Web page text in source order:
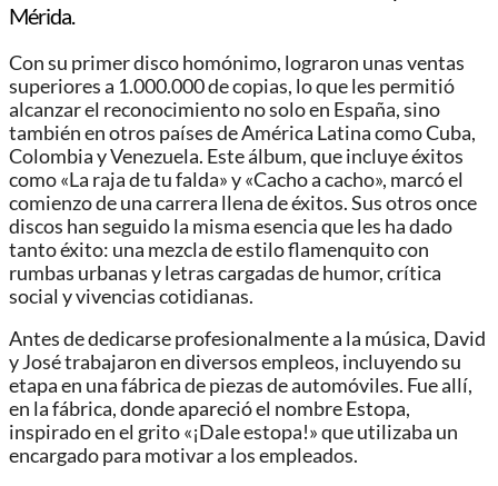
Mérida.
Con su primer disco homónimo, lograron unas ventas
superiores a 1.000.000 de copias, lo que les permitió
alcanzar el reconocimiento no solo en España, sino
también en otros países de América Latina como Cuba,
Colombia y Venezuela. Este álbum, que incluye éxitos
como «La raja de tu falda» y «Cacho a cacho», marcó el
comienzo de una carrera llena de éxitos. Sus otros once
discos han seguido la misma esencia que les ha dado
tanto éxito: una mezcla de estilo flamenquito con
rumbas urbanas y letras cargadas de humor, crítica
social y vivencias cotidianas.
Antes de dedicarse profesionalmente a la música, David
y José trabajaron en diversos empleos, incluyendo su
etapa en una fábrica de piezas de automóviles. Fue allí,
en la fábrica, donde apareció el nombre Estopa,
inspirado en el grito «¡Dale estopa!» que utilizaba un
encargado para motivar a los empleados.